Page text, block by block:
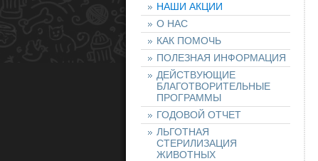
НАШИ АКЦИИ
О НАС
КАК ПОМОЧЬ
ПОЛЕЗНАЯ ИНФОРМАЦИЯ
ДЕЙСТВУЮЩИЕ
БЛАГОТВОРИТЕЛЬНЫЕ
ПРОГРАММЫ
ГОДОВОЙ ОТЧЕТ
ЛЬГОТНАЯ
СТЕРИЛИЗАЦИЯ
ЖИВОТНЫХ